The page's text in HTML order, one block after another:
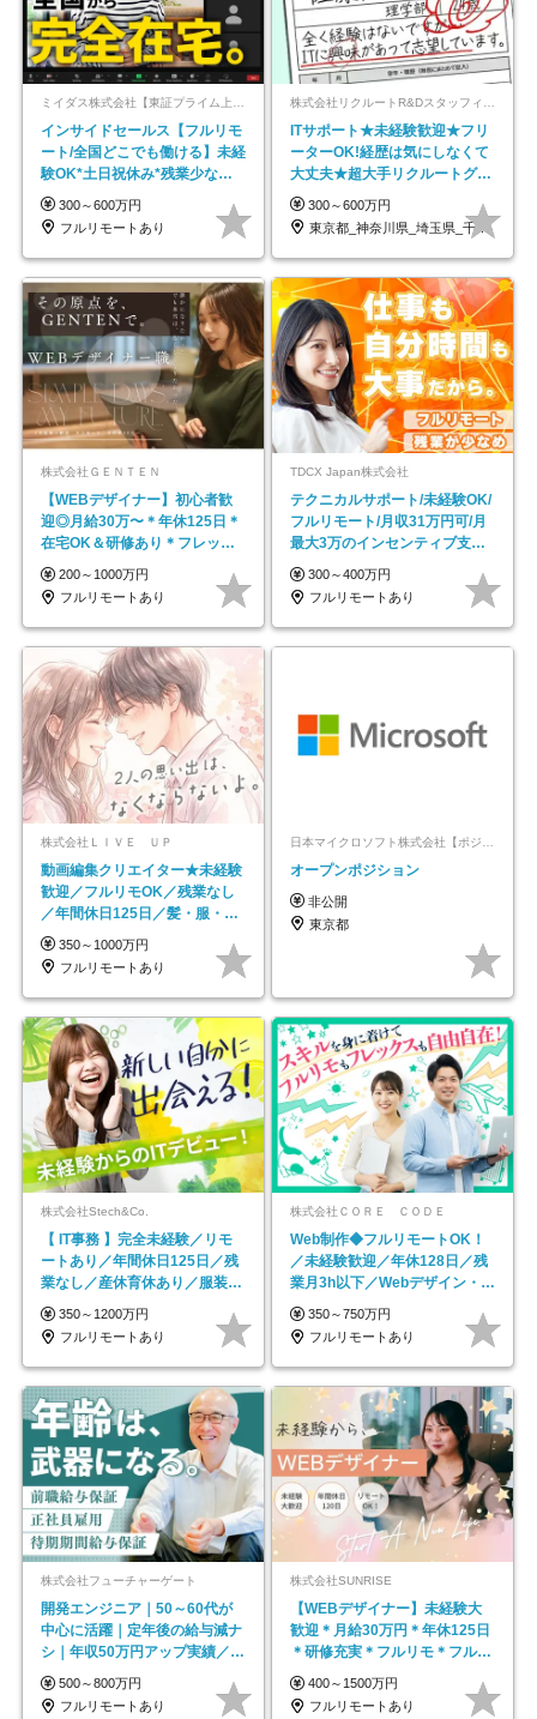
インサイドセールス【フルリモ
ート/全国どこでも働ける】未経
験OK*土日祝休み*残業少なめ*
在宅勤務手当あり
300～600万円
フルリモートあり
ITサポート★未経験歓迎★フリ
ーターOK!経歴は気にしなくて
大丈夫★超大手リクルートグル
ープの正社員/sg
300～600万円
東京都_神奈川県_埼玉県_千葉県_大阪府…
株式会社ＧＥＮＴＥＮ
【WEBデザイナー】初⼼者歓
迎◎⽉給30万〜＊年休125⽇＊
在宅OK＆研修あり＊フレック
ス
200～1000万円
フルリモートあり
TDCX Japan株式会社
テクニカルサポート/未経験OK/
フルリモート/月収31万円可/月
最大3万のインセンティブ支給/
平均年齢33歳
300～400万円
フルリモートあり
株式会社ＬＩＶＥ ＵＰ
動画編集クリエイター★未経験
歓迎／フルリモOK／残業なし
／年間休日125日／髪・服・ネ
イル自由／研修充実で安心
350～1000万円
フルリモートあり
オープンポジション
非公開
東京都
株式会社Stech&Co.
【 IT事務 】完全未経験／リモ
ートあり／年間休日125日／残
業なし／産休育休あり／服装・
髪型自由／毎年昇給
350～1200万円
フルリモートあり
株式会社ＣＯＲＥ ＣＯＤＥ
Web制作◆フルリモートOK！
／未経験歓迎／年休128日／残
業月3h以下／Webデザイン・
ECサイトやHP制作
350～750万円
フルリモートあり
株式会社フューチャーゲート
開発エンジニア｜50～60代が
中心に活躍｜定年後の給与減ナ
シ｜年収50万円アップ実績／昇
給率92％（直近3年）
500～800万円
フルリモートあり
株式会社SUNRISE
【WEBデザイナー】未経験大
歓迎＊月給30万円＊年休125日
＊研修充実＊フルリモ＊フルフ
レックス＊
400～1500万円
フルリモートあり